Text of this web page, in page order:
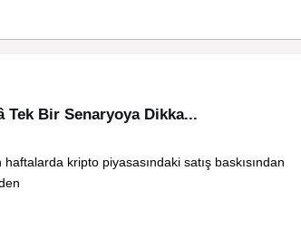
Tek Bir Senaryoya Dikka...
kripto piyasasındaki satış baskısından